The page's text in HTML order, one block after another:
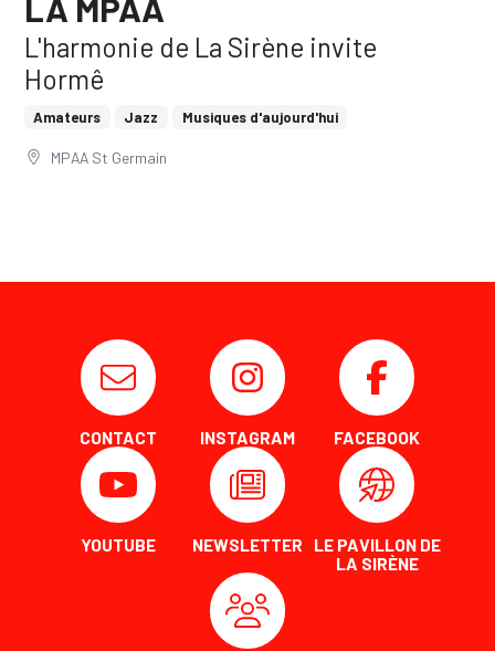
LA MPAA
L'harmonie de La Sirène invite
Hormê
Amateurs Jazz Musiques d'aujourd'hui
MPAA St Germain
CONTACT INSTAGRAM FACEBOOK
YOUTUBE NEWSLETTER
LE PAVILLON DE
LA SIRÈNE